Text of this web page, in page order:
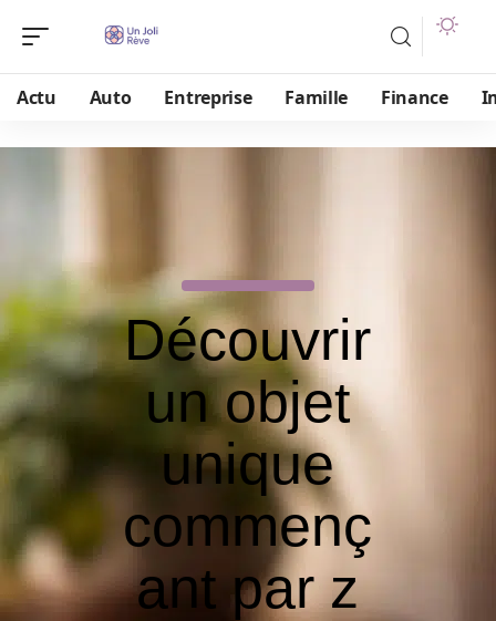
Actu Auto Entreprise Famille Finance
Découvrir
un objet
unique
commenç
ant par z